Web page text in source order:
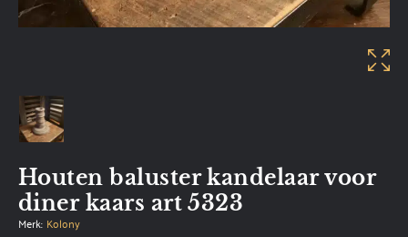
Houten baluster kandelaar voor
diner kaars art 5323
Merk: Kolony